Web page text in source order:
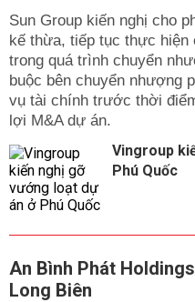
Sun Group kiến nghị cho
kế thừa, tiếp tục thực hiện
trong quá trình chuyển
buộc bên chuyển nhượng
vụ tài chính trước thời
lợi M&A dự án.
Vingroup
Phú Quốc
An Bình Phát
Long Biên